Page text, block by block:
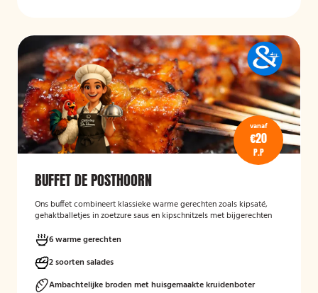
vanaf
€20
P.P
BUFFET DE POSTHOORN
Ons buffet combineert klassieke warme gerechten zoals kipsaté,
gehaktballetjes in zoetzure saus en kipschnitzels met bijgerechten
frisse rauwkost, gemengde salades en vers brood met kruidenboter
voor een compleet en smaakvol geheel.
Mogelijk te bestellen zonder borden en bestek!
6 warme gerechten
2 soorten salades
Ambachtelijke broden met huisgemaakte kruidenboter